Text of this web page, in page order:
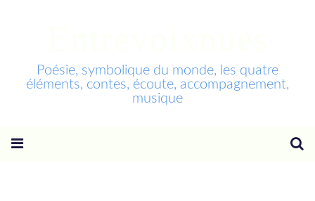
Poésie, symbolique du monde, les quatre
éléments, contes, écoute, accompagnement,
musique